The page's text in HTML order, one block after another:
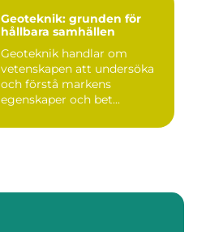
Geoteknik: grunden för
hållbara samhällen
Geoteknik handlar om
vetenskapen att undersöka
och förstå markens
egenskaper och bet...